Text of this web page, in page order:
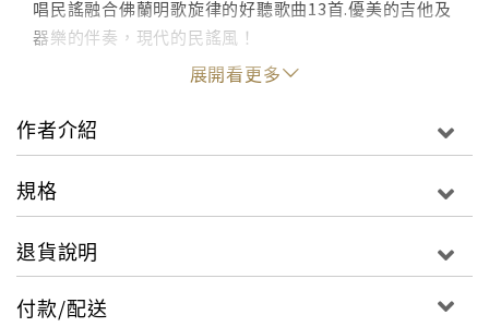
唱民謠融合佛蘭明歌旋律的好聽歌曲13首.優美的吉他及
器樂的伴奏，現代的民謠風！
展開看更多
作者介紹
規格
退貨說明
付款/配送